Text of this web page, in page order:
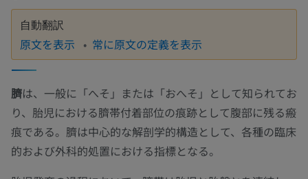
自動翻訳
原文を表示 常に原文の定義を表示
臍は、一般に「へそ」または「おへそ」として知られてお
り、胎児における臍帯付着部位の痕跡として腹部に残る瘢
痕である。臍は中心的な解剖学的構造として、各種の臨床
的および外科的処置における指標となる。